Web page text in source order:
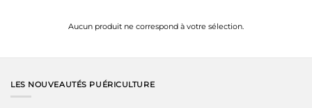
Aucun produit ne correspond à votre sélection.
LES NOUVEAUTÉS PUÉRICULTURE